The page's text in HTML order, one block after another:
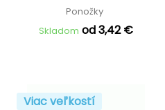
Ponožky
Skladom od 3,42 €
Viac veľkostí